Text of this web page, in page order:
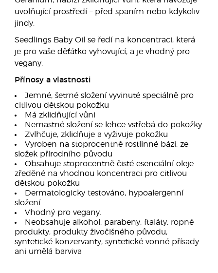
uvolňující prostředí – před spaním nebo kdykoliv
jindy.
Seedlings Baby Oil se ředí na koncentraci, která
je pro vaše děťátko vyhovující, a je vhodný pro
vegany.
Přínosy a vlastnosti
Jemné, šetrné složení vyvinuté speciálně pro
citlivou dětskou pokožku
Má zklidňující vůni
Nemastné složení se lehce vstřebá do pokožky
Zvlhčuje, zklidňuje a vyživuje pokožku
Vyroben na stoprocentně rostlinné bázi, ze
složek přírodního původu
Obsahuje stoprocentně čisté esenciální oleje
zředěné na vhodnou koncentraci pro citlivou
dětskou pokožku
Dermatologicky testováno, hypoalergenní
složení
Vhodný pro vegany.
Neobsahuje alkohol, parabeny, ftaláty, ropné
produkty, produkty živočišného původu,
syntetické konzervanty, syntetické vonné přísady
ani umělá barviva